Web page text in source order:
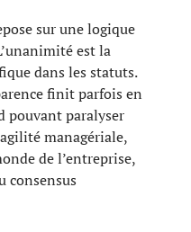
sur une logique
est la
dans les statuts.
finit parfois en
pouvant paralyser
managériale,
de l’entreprise,
consensus